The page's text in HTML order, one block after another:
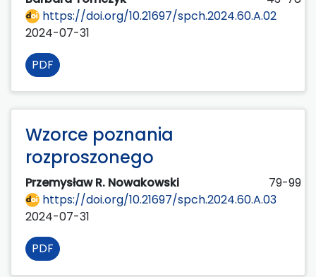
https://doi.org/10.21697/spch.2024.60.A.02
2024-07-31
PDF
Wzorce poznania
rozproszonego
Przemysław R. Nowakowski
79-99
https://doi.org/10.21697/spch.2024.60.A.03
2024-07-31
PDF